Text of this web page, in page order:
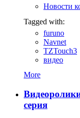
Новости
Tagged with:
furuno
Navnet
TZTouch3
видео
More
серия